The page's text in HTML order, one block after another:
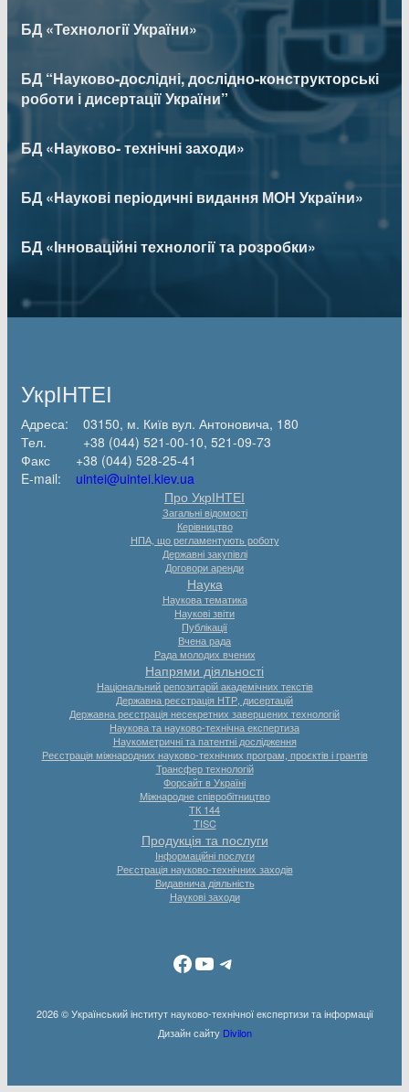
БД «Технології України»
БД “Науково-дослідні, дослідно-конструкторські
роботи і дисертації України”
БД «Науково- технічні заходи»
БД «Наукові періодичні видання МОН України»
БД «Інноваційні технології та розробки»
УкрІНТЕІ
Адреса: 03150, м. Київ вул. Антоновича, 180
Тел. +38 (044) 521-00-10, 521-09-73
Факс +38 (044) 528-25-41
E-mail: uintei@uintei.kiev.ua
Про УкрІНТЕІ
Загальні відомості
Керівництво
НПА, що регламентують роботу
Державні закупівлі
Договори аренди
Наука
Наукова тематика
Наукові звіти
Публікації
Вчена рада
Рада молодих вчених
Напрями діяльності
Національний репозитарій академічних текстів
Державна реєстрація НТР, дисертацій
Державна реєстрація несекретних завершених технологій
Наукова та науково-технічна експертиза
Наукометричні та патентні дослідження
Реєстрація міжнародних науково-технічних програм, проєктів і грантів
Трансфер технологій
Форсайт в Україні
Міжнародне співробітництво
ТК 144
TISC
Продукція та послуги
Інформаційні послуги
Реєстрація науково-технічних заходів
Видавнича діяльність
Наукові заходи
Facebook YouTube Telegram
2026 © Український інститут науково-технічної експертизи та інформації
Дизайн сайту Divilon